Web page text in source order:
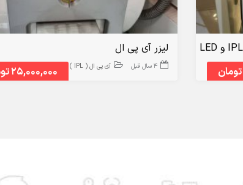
25,000,000 تومان
لیزر آی پی ال
4 سال قبل آی پی ال ( IPL )